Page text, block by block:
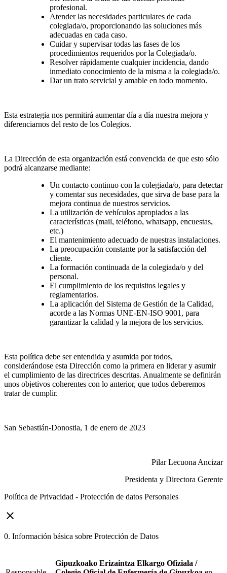
profesional.
Atender las necesidades particulares de cada
colegiada/o, proporcionando las soluciones más
adecuadas en cada caso.
Cuidar y supervisar todas las fases de los
procedimientos requeridos por la Colegiada/o.
Resolver rápidamente cualquier incidencia, dando
inmediato conocimiento de la misma a la colegiada/o.
Dar un trato servicial y amable en todo momento.
Esta estrategia nos permitirá aumentar día a día nuestra mejora y
diferenciarnos del resto de los Colegios.
La Dirección de esta organización está convencida de que esto sólo
podrá alcanzarse mediante:
Un contacto continuo con la colegiada/o, para detectar
y comentar sus necesidades, que sirva de base para la
mejora continua de nuestros servicios.
La utilización de vehículos apropiados a las
características (mail, teléfono, whatsapp, encuestas,
etc.)
El mantenimiento adecuado de nuestras instalaciones.
La preocupación constante por la satisfacción del
cliente.
La formación continuada de la colegiada/o y del
personal.
El cumplimiento de los requisitos legales y
reglamentarios.
La aplicación del Sistema de Gestión de la Calidad,
acorde a las Normas UNE-EN-ISO 9001, para
garantizar la calidad y la mejora de los servicios.
Esta política debe ser entendida y asumida por todos,
considerándose esta Dirección como la primera en liderar y asumir
el cumplimiento de las directrices descritas. Anualmente se definirán
unos objetivos coherentes con lo anterior, que todos deberemos
tratar de cumplir.
San Sebastián-Donostia, 1 de enero de 2023
Pilar Lecuona Ancizar
Presidenta y Directora Gerente
Política de Privacidad - Protección de datos Personales
close
0. Información básica sobre Protección de Datos
Gipuzkoako Erizaintza Elkargo Ofiziala /